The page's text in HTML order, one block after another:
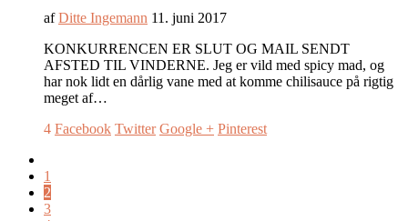
afDitte Ingemann 11. juni 2017
KONKURRENCEN ER SLUT OG MAIL SENDT
AFSTED TIL VINDERNE. Jeg er vild med spicy mad, og
har nok lidt en dårlig vane med at komme chilisauce på rigtig
meget af…
4 Facebook Twitter Google + Pinterest
1
2
3